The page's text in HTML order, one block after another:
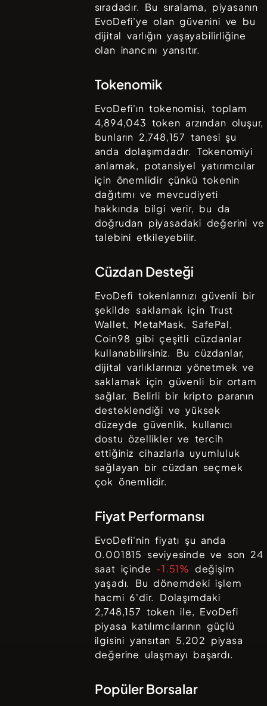
sıradadır. Bu sıralama, piyasanın
EvoDefi'ye olan güvenini ve bu
dijital varlığın yaşayabilirliğine
olan inancını yansıtır.
Tokenomik
EvoDefi'ın tokenomisi, toplam
4,894,043 token arzından oluşur,
bunların 2,748,157 tanesi şu
anda dolaşımdadır. Tokenomiyi
anlamak, potansiyel yatırımcılar
için önemlidir çünkü tokenin
dağıtımı ve mevcudiyeti
hakkında bilgi verir, bu da
doğrudan piyasadaki değerini ve
talebini etkileyebilir.
Cüzdan Desteği
EvoDefi tokenlarınızı güvenli bir
şekilde saklamak içinTrust
Wallet, MetaMask, SafePal,
Coin98 gibi çeşitli cüzdanlar
kullanabilirsiniz. Bu cüzdanlar,
dijital varlıklarınızı yönetmek ve
saklamak için güvenli bir ortam
sağlar. Belirli bir kripto paranın
desteklendiği ve yüksek
düzeyde güvenlik, kullanıcı
dostu özellikler ve tercih
ettiğiniz cihazlarla uyumluluk
sağlayan bir cüzdan seçmek
çok önemlidir.
Fiyat Performansı
EvoDefi'nin fiyatı şu anda
0.001815 seviyesinde ve son 24
saat içinde -1.51% değişim
yaşadı. Bu dönemdeki işlem
hacmi 6'dir. Dolaşımdaki
2,748,157 token ile, EvoDefi
piyasa katılımcılarının güçlü
ilgisini yansıtan 5,202 piyasa
değerine ulaşmayı başardı.
Popüler Borsalar